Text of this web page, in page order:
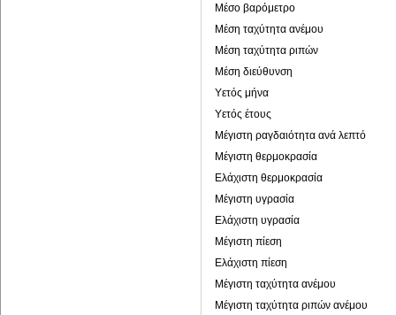
Μέσο βαρόμετρο
Μέση ταχύτητα ανέμου
Μέση ταχύτητα ριπών
Μέση διεύθυνση
Υετός μήνα
Υετός έτους
Μέγιστη ραγδαιότητα ανά λεπτό
Μέγιστη θερμοκρασία
Ελάχιστη θερμοκρασία
Μέγιστη υγρασία
Ελάχιστη υγρασία
Μέγιστη πίεση
Ελάχιστη πίεση
Μέγιστη ταχύτητα ανέμου
Μέγιστη ταχύτητα ριπών ανέμου